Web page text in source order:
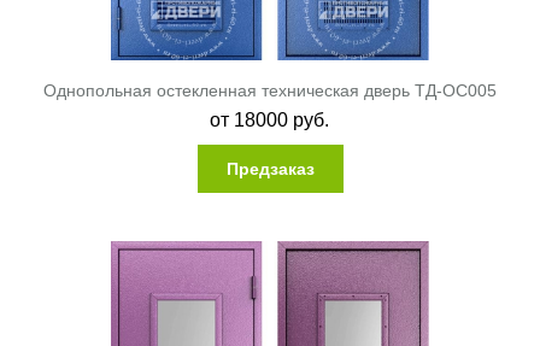
Однопольная остекленная техническая дверь ТД-ОС005
от 18000 руб.
Предзаказ